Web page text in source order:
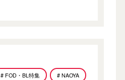
# FOD・BL特集 # NAOYA